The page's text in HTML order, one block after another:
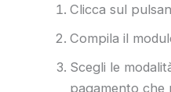
Clicca sul
Compila il
Scegli le
pagamento che